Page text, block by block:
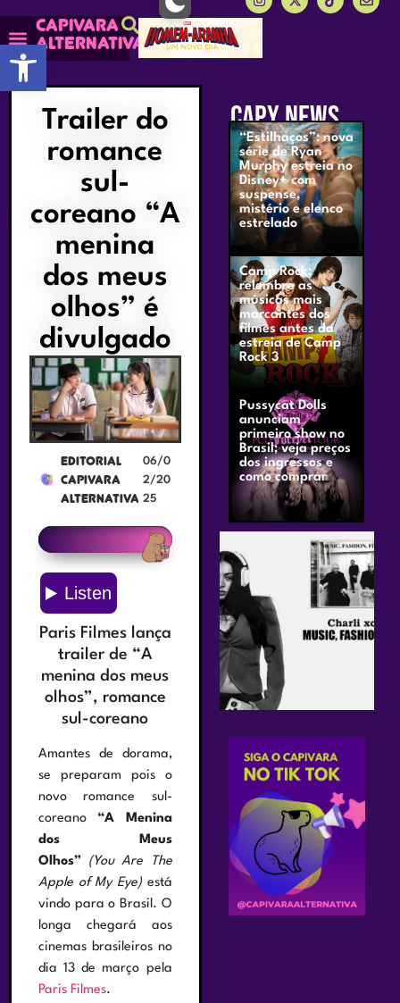
Abrir a barra de ferramentas
Capivara
alternativa
Trailer do
romance
sul-
coreano “A
menina
dos meus
olhos” é
divulgado
Editorial
Capivara
Alternativa
06/0
2/20
25
Paris Filmes lança
trailer de “A
menina dos meus
olhos”, romance
sul-coreano
Amantes de dorama,
se preparam pois o
novo romance sul-
coreano “A Menina
dos Meus
Olhos” (You Are The
Apple of My Eye)está
vindo para o Brasil. O
longa chegará aos
cinemas brasileiros no
dia 13 de março pela
Paris Filmes.
CAPY NEWS
“Estilhaços”: nova
série de Ryan
Murphy estreia no
Disney+ com
suspense,
mistério e elenco
estrelado
Camp Rock:
relembre as
músicas mais
marcantes dos
filmes antes da
estreia de Camp
Rock 3
Pussycat Dolls
anunciam
primeiro show no
Brasil; veja preços
dos ingressos e
como comprar